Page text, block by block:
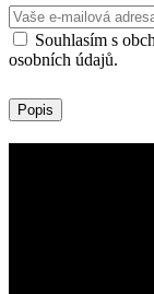
Souhlasím s
osobních údajů.
Popis